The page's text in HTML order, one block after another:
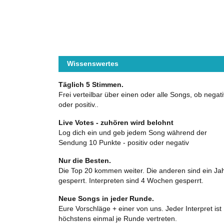
Wissenswertes
Täglich 5 Stimmen.
Frei verteilbar über einen oder alle Songs, ob
oder positiv..
Live Votes - zuhören wird belohnt
Log dich ein und geb jedem Song während der
Sendung 10 Punkte - positiv oder negativ
Nur die Besten.
Die Top 20 kommen weiter. Die anderen sind ein
gesperrt. Interpreten sind 4 Wochen gesperrt.
Neue Songs in jeder Runde.
Eure Vorschläge + einer von uns. Jeder Interpret ist
höchstens einmal je Runde vertreten.